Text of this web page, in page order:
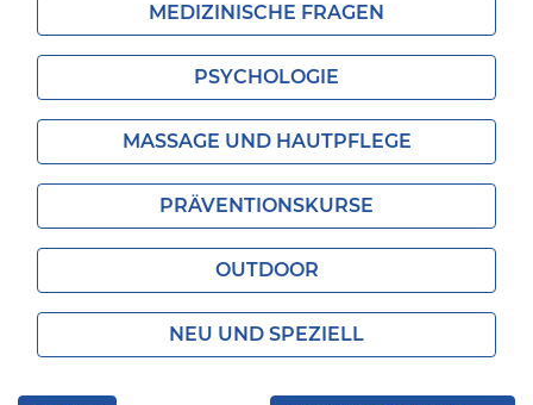
MEDIZINISCHE FRAGEN
PSYCHOLOGIE
MASSAGE UND HAUTPFLEGE
PRÄVENTIONSKURSE
OUTDOOR
NEU UND SPEZIELL